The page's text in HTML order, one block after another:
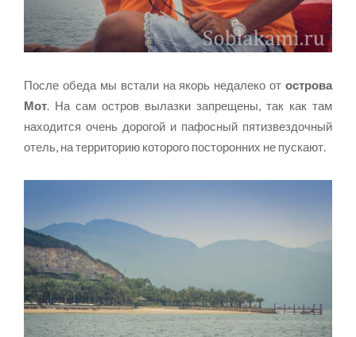
После обеда мы встали на якорь недалеко от острова
Мот. На сам остров вылазки запрещены, так как там
находится очень дорогой и пафосный пятизвездочный
отель, на территорию которого посторонних не пускают.